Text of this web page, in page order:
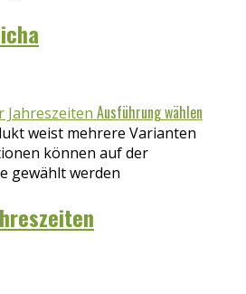
Ausführung wählen
weist mehrere Varianten
können auf der
gewählt werden